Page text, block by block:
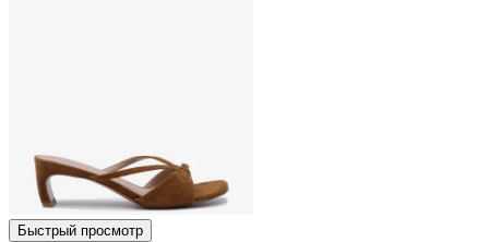
Быстрый просмотр